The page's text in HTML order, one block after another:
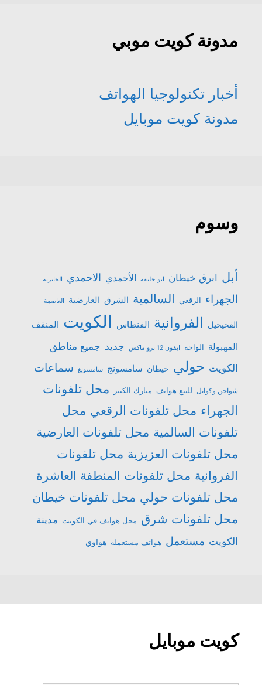
مدونة كويت موبي
أخبار تكنولوجيا الهواتف
مدونة كويت موبايل
وسوم
أبل ابرق خيطان ابو حليفة الأحمدي الاحمدي الجابرية
الجهراء الرقعي السالمية الشرق العارضية العاصمة
الفحيحيل الفروانية الفنطاس الكويت المنقف
المهبولة الواحة ايفون 12 برو ماكس جديد جميع مناطق
الكويت حولي خيطان سامسونج سامسونغ سماعات
شواحن وكوابل للبيع هواتف مبارك الكبير
محل تلفونات
الجهراء محل تلفونات الرقعي محل
تلفونات السالمية محل تلفونات العارضية
محل تلفونات العزيزية محل تلفونات
الفروانية محل تلفونات المنطفة العاشرة
محل تلفونات حولي محل تلفونات خيطان
محل تلفونات شرق محل هواتف في الكويت مدينة
الكويت مستعمل هواتف مستعملة هواوي
كويت موبايل